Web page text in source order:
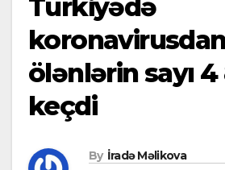
Türkiyədə
ölənlərin sayı
keçdi
By İradə Məlikova